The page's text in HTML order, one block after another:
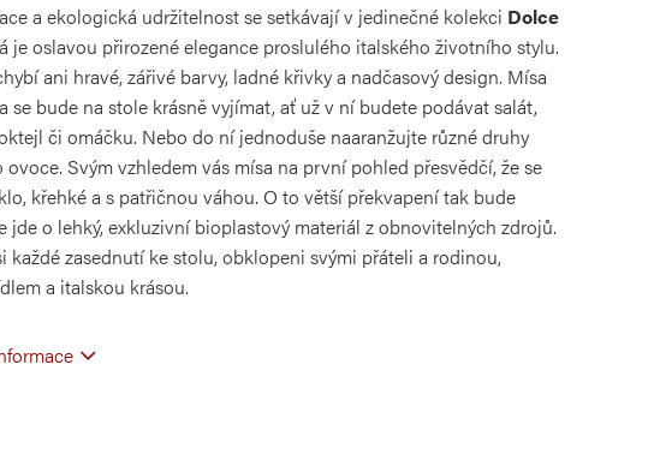
a ekologická udržitelnost se setkávají v jedinečné kolekci Dolce
je oslavou přirozené elegance proslulého italského životního stylu.
ani hravé, zářivé barvy, ladné křivky a nadčasový design. Mísa
se bude na stole krásně vyjímat, ať už v ní budete podávat salát,
či omáčku. Nebo do ní jednoduše naaranžujte různé druhy
ovoce. Svým vzhledem vás mísa na první pohled přesvědčí, že se
křehké a s patřičnou váhou. O to větší překvapení tak bude
jde o lehký, exkluzivní bioplastový materiál z obnovitelných zdrojů.
každé zasednutí ke stolu, obklopeni svými přáteli a rodinou,
a italskou krásou.